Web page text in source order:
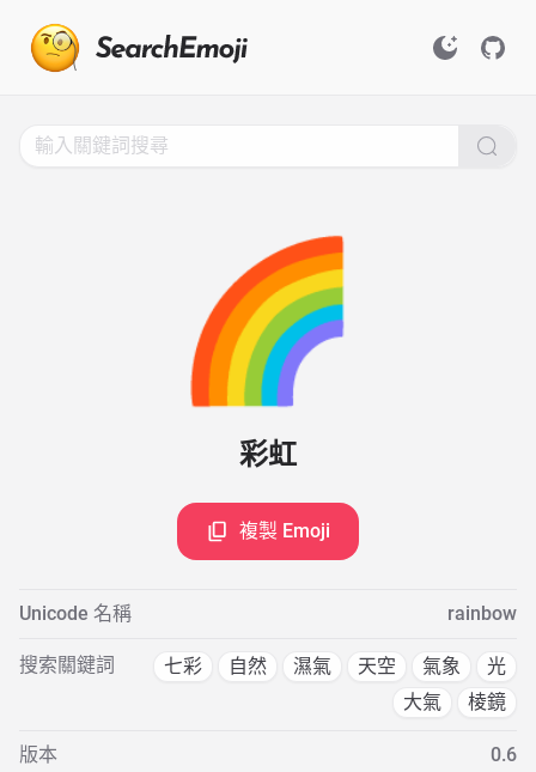
🌈
彩虹
複製 Emoji
Unicode 名稱 rainbow
搜索關鍵詞 七彩 自然 濕氣 天空 氣象
光
大氣
棱鏡
版本 0.6